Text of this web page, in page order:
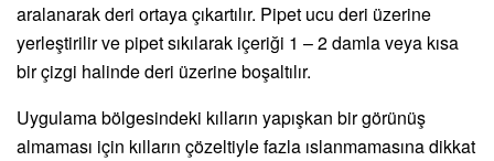
aralanarak deri ortaya çıkartılır. Pipet ucu deri üzerine
yerleştirilir ve pipet sıkılarak içeriği 1 – 2 damla veya kısa
bir çizgi halinde deri üzerine boşaltılır.
Uygulama bölgesindeki kılların yapışkan bir görünüş
almaması için kılların çözeltiyle fazla ıslanmamasına dikkat